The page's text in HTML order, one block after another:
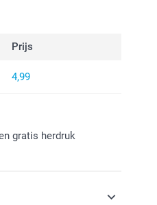
Prijs
4,99
gratis herdruk